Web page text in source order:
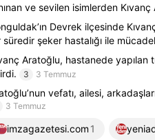
ve sevilen isimlerden
Devrek ilçesinde
süredir şeker hastalığı ile
Aratoğlu, hastanede yapılan
3 3 Temmuz
vefatı, ailesi,
3 Temmuz
imzagazetesi.com 1